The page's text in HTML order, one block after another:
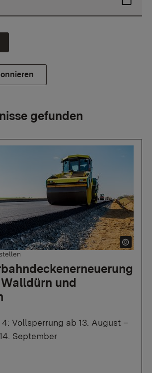
gefunden
und
Vollsperrung ab 13. August –
September